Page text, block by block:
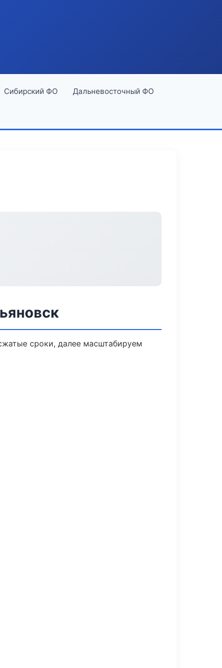
Сибирский ФО Дальневосточный ФО
сроки, далее масштабируем